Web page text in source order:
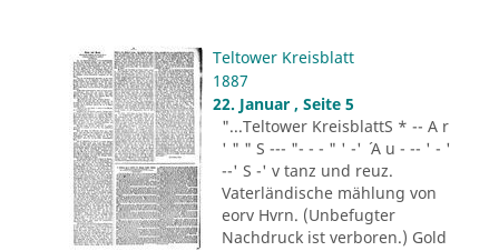
Teltower Kreisblatt
1887
22. Januar , Seite 5
"...Teltower KreisblattS * -- A r
' " " S --- "- - - " ' -' ´ A u - -- ' - '
--' S -' v tanz und reuz.
Vaterländische mählung von
eorv Hvrn. (Unbefugter
Nachdruck ist verboren.) Gold